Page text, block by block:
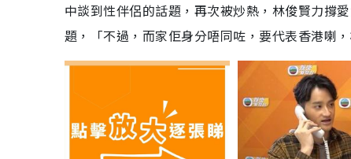
中談到性伴侶的話題，再次被炒熱，林俊賢力撐
題，「不過，而家佢身分唔同咗，要代表香港喇